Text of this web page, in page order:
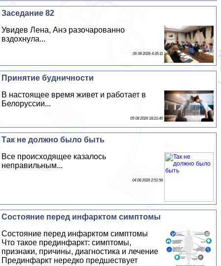
Заседание 82
Увидев Лена, Анэ разочарованно
вздохнула...
06 08 2026 4:35:11
Принятие будничности
В настоящее время живет и работает в
Белоруссии...
05 08 2026 18:21:40
Так не должно было быть
Все происходящее казалось
неправильным...
04 08 2026 2:51:56
Состояние перед инфарктом симптомы
Состояние перед инфарктом симптомы
Что такое прединфаркт: симптомы,
признаки, причины, диагностика и лечение
Прединфаркт нередко предшествует